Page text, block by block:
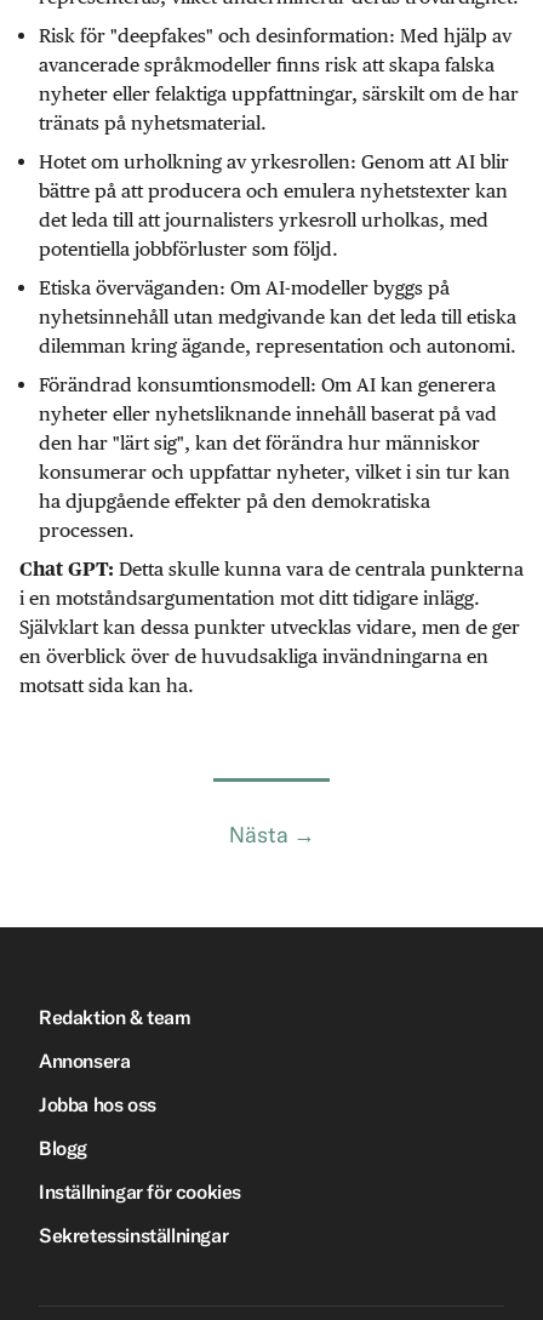
Risk för "deepfakes" och desinformation: Med hjälp av
avancerade språkmodeller finns risk att skapa falska
nyheter eller felaktiga uppfattningar, särskilt om de har
tränats på nyhetsmaterial.
Hotet om urholkning av yrkesrollen: Genom att AI blir
bättre på att producera och emulera nyhetstexter kan
det leda till att journalisters yrkesroll urholkas, med
potentiella jobbförluster som följd.
Etiska överväganden: Om AI-modeller byggs på
nyhetsinnehåll utan medgivande kan det leda till etiska
dilemman kring ägande, representation och autonomi.
Förändrad konsumtionsmodell: Om AI kan generera
nyheter eller nyhetsliknande innehåll baserat på vad
den har "lärt sig", kan det förändra hur människor
konsumerar och uppfattar nyheter, vilket i sin tur kan
ha djupgående effekter på den demokratiska
processen.
Chat GPT: Detta skulle kunna vara de centrala punkterna
i en motståndsargumentation mot ditt tidigare inlägg.
Självklart kan dessa punkter utvecklas vidare, men de ger
en överblick över de huvudsakliga invändningarna en
motsatt sida kan ha.
Nästa →
Redaktion & team
Annonsera
Jobba hos oss
Blogg
Inställningar för cookies
Sekretessinställningar